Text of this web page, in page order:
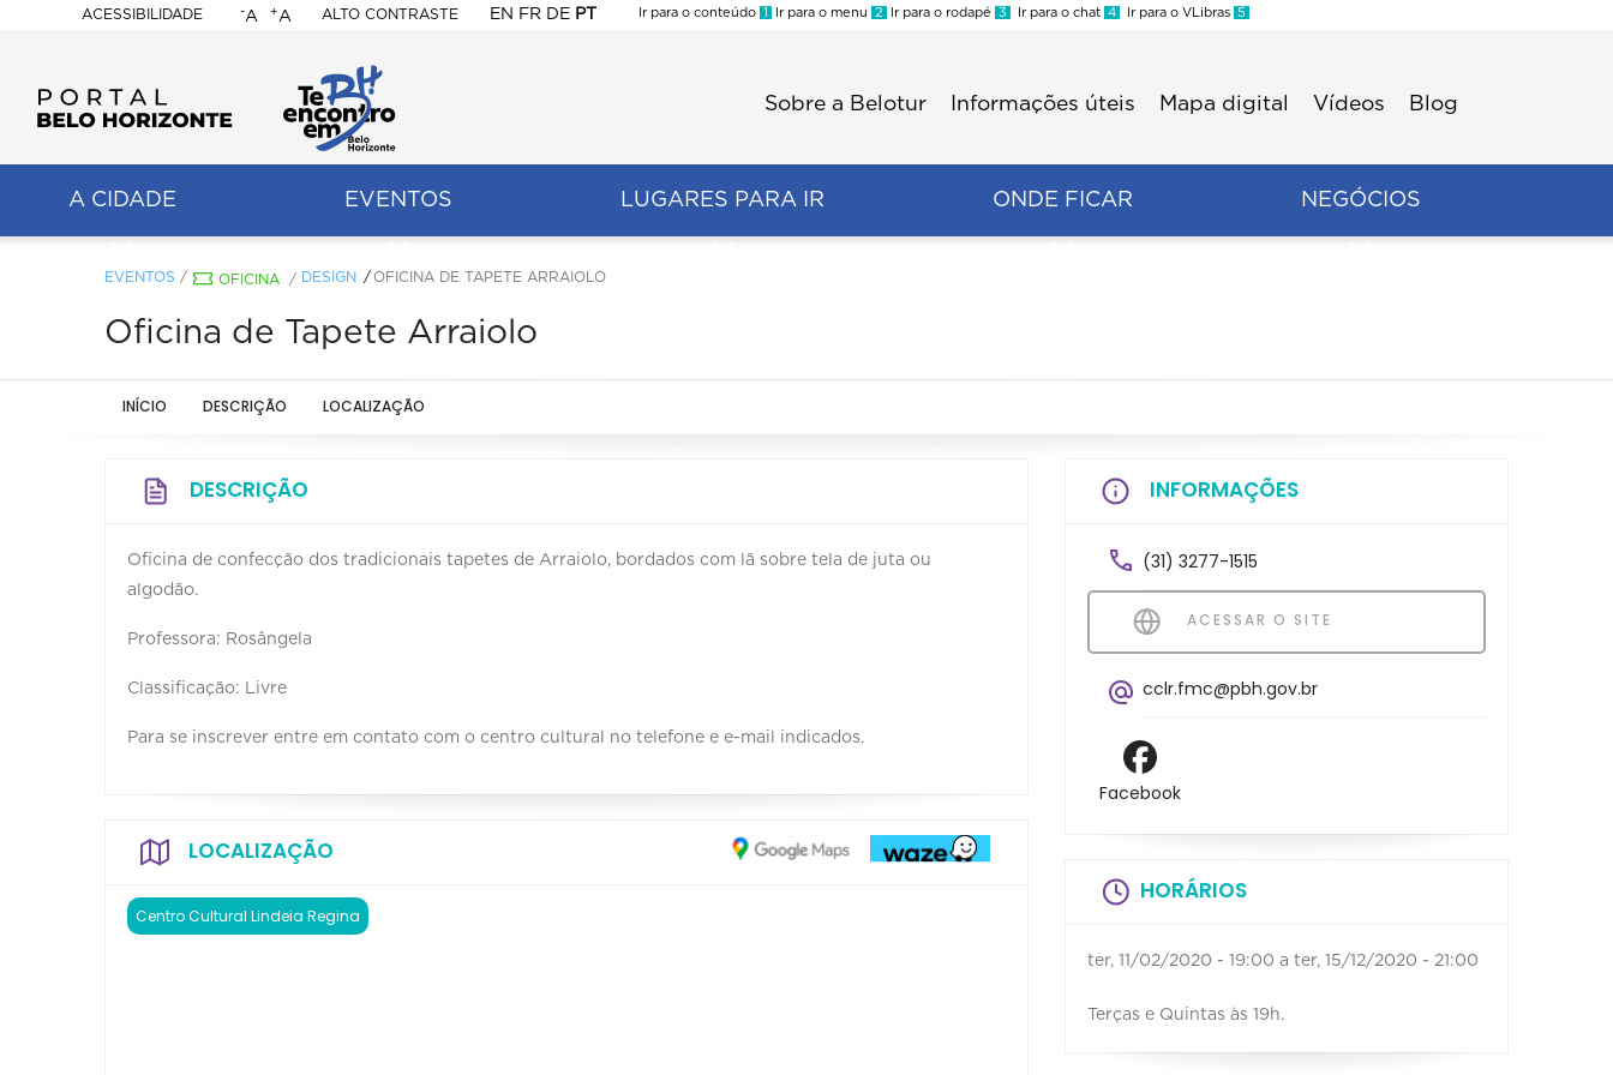
ACESSIBILIDADE
BELO
HORIZONTE
-A +A ALTO CONTRASTE EN FR DE PT
Ir para o conteúdo 1 Ir para o menu 2 Ir para o rodapé 3 Ir para o chat 4 Ir para o VLibras 5
Sobre a Belotur Informações úteis Mapa digital Vídeos Blog
A CIDADE EVENTOS LUGARES PARA IR ONDE FICAR NEGÓCIOS
EVENTOS / OFICINA / DESIGN OFICINA DE TAPETE ARRAIOLO
Oficina de Tapete Arraiolo
INÍCIO DESCRIÇÃO LOCALIZAÇÃO
DESCRIÇÃO
Oficina de confecção dos tradicionais tapetes de Arraiolo, bordados com lã sobre tela de juta ou
algodão.
Professora: Rosângela
Classificação: Livre
Para se inscrever entre em contato com o centro cultural no telefone e e-mail indicados.
LOCALIZAÇÃO
Centro Cultural Lindeia Regina
INFORMAÇÕES
(31) 3277-1515
ACESSAR O SITE
cclr.fmc@pbh.gov.br
Facebook
HORÁRIOS
ter, 11/02/2020 - 19:00 a ter, 15/12/2020 - 21:00
Terças e Quintas às 19h.